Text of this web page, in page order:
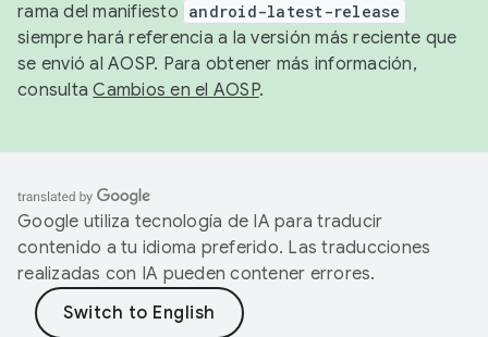
rama del manifiesto android-latest-release
siempre hará referencia a la versión más reciente que
se envió al AOSP. Para obtener más información,
consultaCambios en el AOSP.
Google utiliza tecnología de IA para traducir
contenido a tu idioma preferido. Las traducciones
realizadas con IA pueden contener errores.